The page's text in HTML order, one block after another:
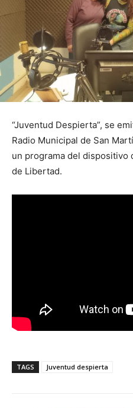
“Juventud Despierta”, se
Radio Municipal de San
un programa del dispositivo
de Libertad.
TAGS Juventud despierta